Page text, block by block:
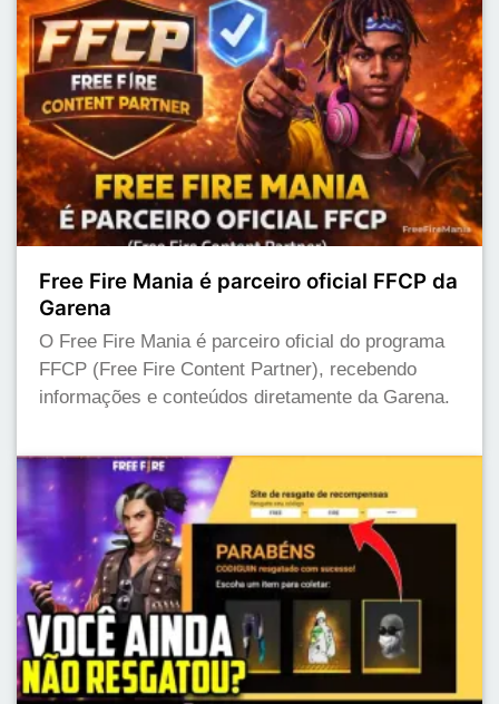
Free Fire Mania é parceiro oficial FFCP da
Garena
O Free Fire Mania é parceiro oficial do programa
FFCP (Free Fire Content Partner), recebendo
informações e conteúdos diretamente da Garena.